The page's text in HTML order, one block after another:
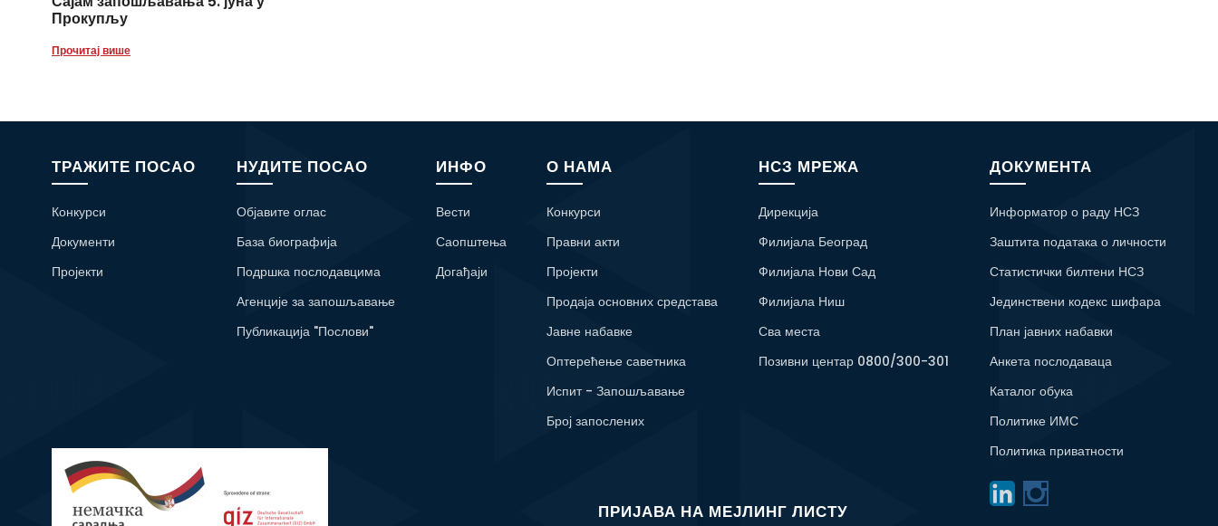
Прокупљу
Прочитај више
ТРАЖИТЕ ПОСАО
Конкурси
Документи
Пројекти
НУДИТЕ ПОСАО
Објавите оглас
База биографија
Подршка послодавцима
Агенције за запошљавање
Публикација "Послови"
ИНФО
Вести
Саопштења
Догађаји
О НАМА
Конкурси
Правни акти
Пројекти
Продаја основних средстава
Јавне набавке
Оптерећење саветника
Испит - Запошљавање
Број запослених
НСЗ МРЕЖА
Дирекција
Филијала Београд
Филијала Нови Сад
Филијала Ниш
Сва места
Позивни центар 0800/300-301
ДОКУМЕНТА
Информатор о раду НСЗ
Заштита података о личности
Статистички билтени НСЗ
Јединствени кодекс шифара
План јавних набавки
Анкета послодаваца
Каталог обука
Политике ИМС
Политика приватности
ПРИЈАВА НА МЕЈЛИНГ ЛИСТУ